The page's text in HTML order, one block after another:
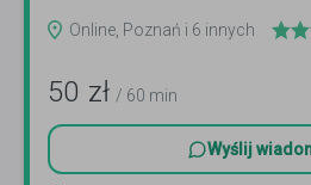
Online, Poznań i 6 innych
50 zł / 60 min
Wyślij